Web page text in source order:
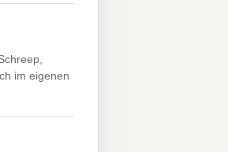
im eigenen